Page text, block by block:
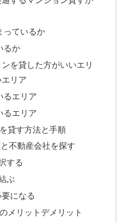
っているか
るか
を貸した方がいいエリ
リア
るエリア
るエリア
貸す方法と手順
不動産会社を探す
する
ぶ
になる
メリットデメリット